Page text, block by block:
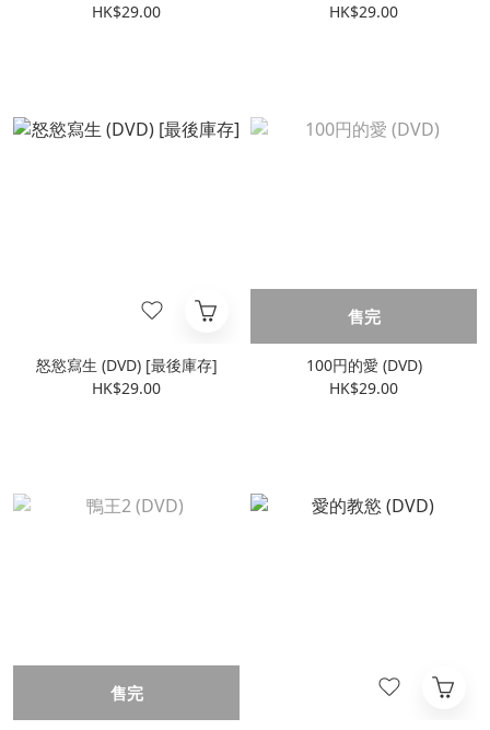
HK$29.00
HK$29.00
怒慾寫生 (DVD) [最後庫存]
HK$29.00
售完
100円的愛 (DVD)
HK$29.00
售完